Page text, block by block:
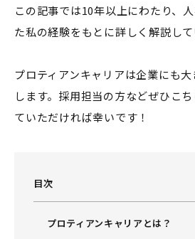
この記事では10年以上にわたり、
た私の経験をもとに詳しく解説して
プロティアンキャリアは企業にも
します。採用担当の方などぜひこ
ていただければ幸いです！
目次
プロティアンキャリアとは？